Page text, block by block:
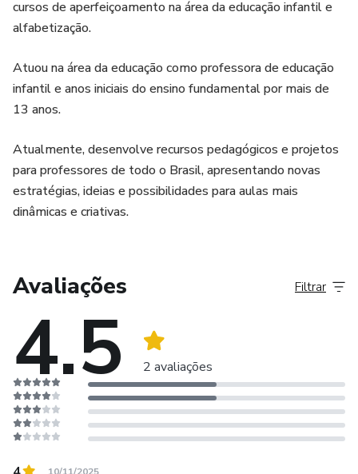
cursos de aperfeiçoamento na área da educação infantil e
alfabetização.
Atuou na área da educação como professora de educação
infantil e anos iniciais do ensino fundamental por mais de
13 anos.
Atualmente, desenvolve recursos pedagógicos e projetos
para professores de todo o Brasil, apresentando novas
estratégias, ideias e possibilidades para aulas mais
dinâmicas e criativas.
Avaliações
4.5 2 avaliações
Filtrar